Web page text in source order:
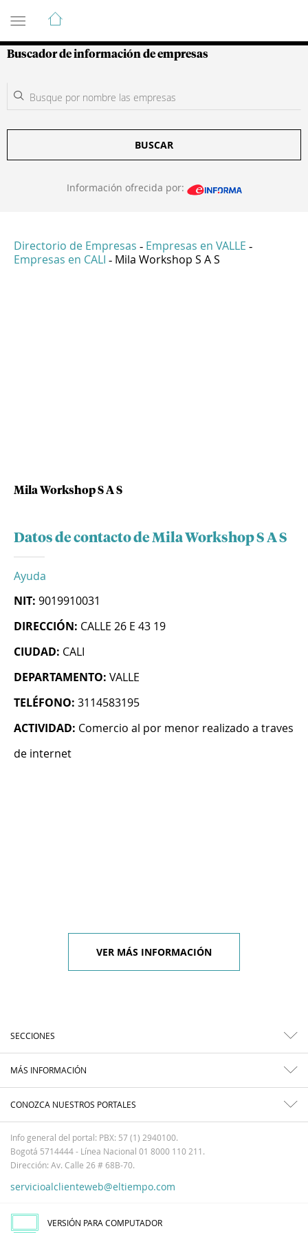
Guía de Empresas Colombianas
Buscador de información de empresas
BUSCAR
Información ofrecida por:
Directorio de Empresas - Empresas en VALLE -
Empresas en CALI - Mila Workshop S A S
Mila Workshop S A S
Datos de contacto de Mila Workshop S A S
Ayuda
NIT: 9019910031
DIRECCIÓN: CALLE 26 E 43 19
CIUDAD: CALI
DEPARTAMENTO: VALLE
TELÉFONO: 3114583195
ACTIVIDAD: Comercio al por menor realizado a traves
de internet
VER MÁS INFORMACIÓN
SECCIONES
MÁS INFORMACIÓN
CONOZCA NUESTROS PORTALES
Info general del portal: PBX: 57 (1) 2940100.
Bogotá 5714444 - Línea Nacional 01 8000 110 211.
Dirección: Av. Calle 26 # 68B-70.
servicioalclienteweb@eltiempo.com
VERSIÓN PARA COMPUTADOR